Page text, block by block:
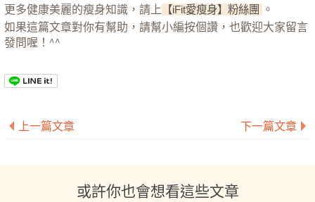
更多健康美麗的瘦身知識，請上 【iFit愛瘦身】粉絲團
。
如果這篇文章對你有幫助，請幫小編按個讚，也歡迎大家留言
發問喔！^^
上一篇文章 下一篇文章
或許你也會想看這些文章